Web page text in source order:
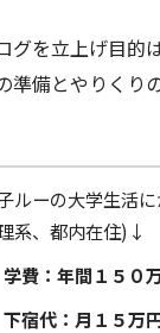
グを立上げ目的
準備とやりくり
ルーの大学生活
系、都内在住)↓
学費：年間１５０
下宿代：月１５